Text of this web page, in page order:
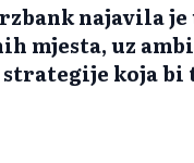
najavila
mjesta, uz
koja